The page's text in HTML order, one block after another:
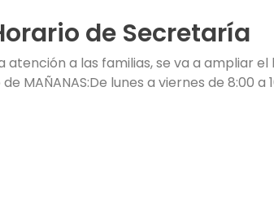
de Secretaría
atención a las familias, se va a ampliar
MAÑANAS:De lunes a viernes de 8:00 a